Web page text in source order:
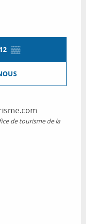
▒▒
de tourisme de la